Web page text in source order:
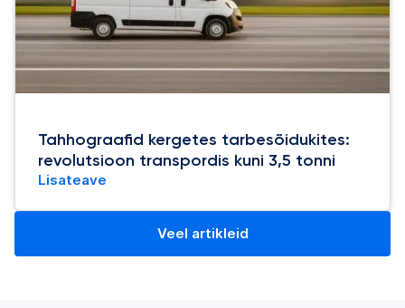
Tahhograafid kergetes tarbesõidukites:
revolutsioon transpordis kuni 3,5 tonni
Lisateave
Veel artikleid